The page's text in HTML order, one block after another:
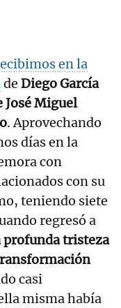
en la
de Diego García
José Miguel
. Aprovechando
días en la
con
con su
teniendo siete
regresó a
profunda tristeza
casi
misma había